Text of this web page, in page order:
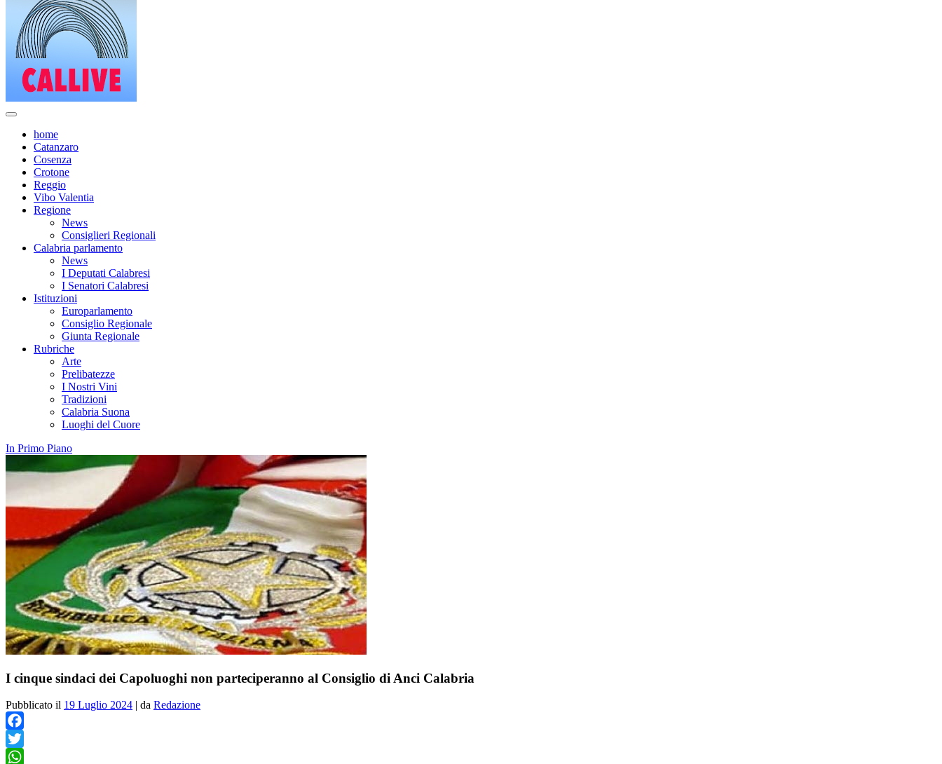
home
Catanzaro
Cosenza
Crotone
Reggio
Vibo Valentia
Regione
News
Consiglieri Regionali
Calabria parlamento
News
I Deputati Calabresi
I Senatori Calabresi
Istituzioni
Europarlamento
Consiglio Regionale
Giunta Regionale
Rubriche
Arte
Prelibatezze
I Nostri Vini
Tradizioni
Calabria Suona
Luoghi del Cuore
In Primo Piano
I cinque sindaci dei Capoluoghi non parteciperanno al Consiglio di Anci Calabria
Pubblicato il 19 Luglio 2024 | da Redazione
Facebook
Twitter